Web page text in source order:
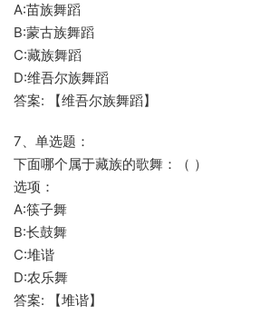
A:苗族舞蹈
B:蒙古族舞蹈
C:藏族舞蹈
D:维吾尔族舞蹈
答案: 【维吾尔族舞蹈】
7、单选题：
下面哪个属于藏族的歌舞：（ ）
选项：
A:筷子舞
B:长鼓舞
C:堆谐
D:农乐舞
答案: 【堆谐】